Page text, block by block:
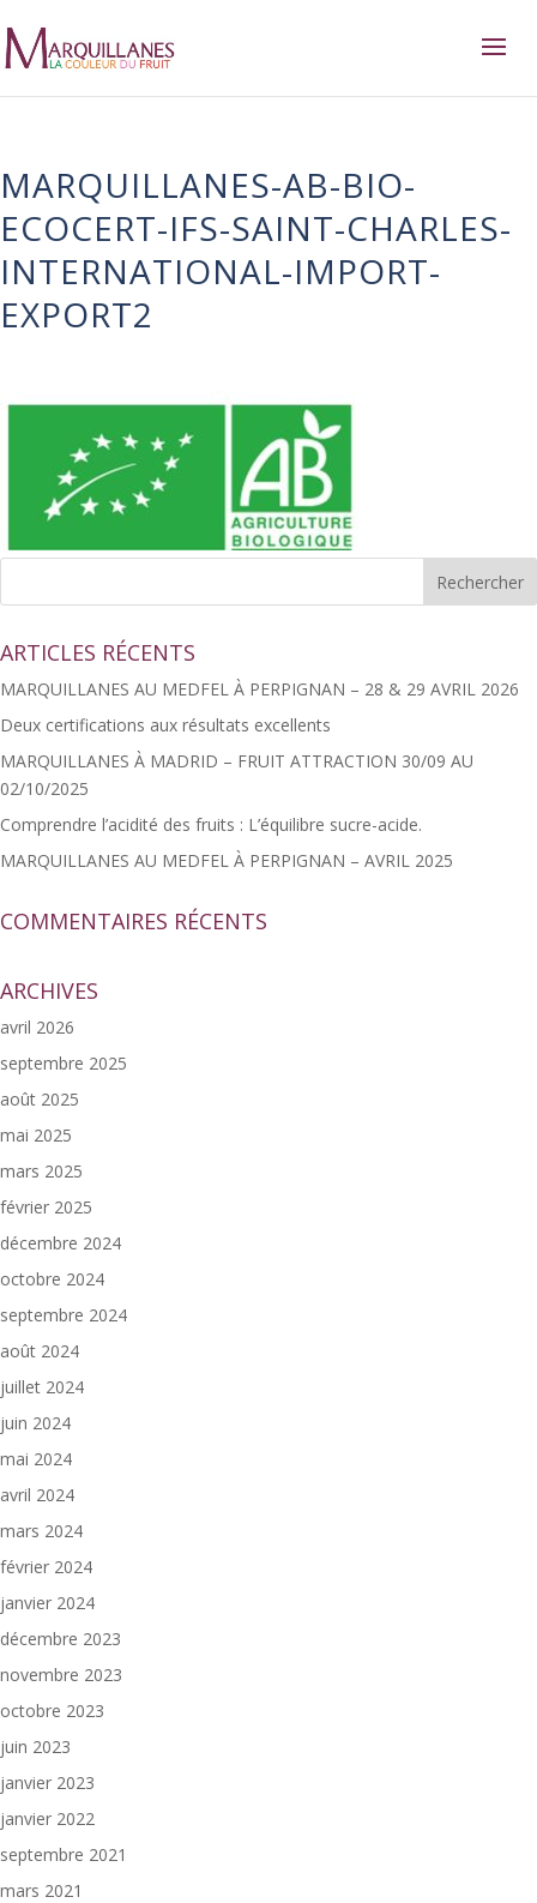
MARQUILLANES-AB-BIO-
ECOCERT-IFS-SAINT-CHARLES-
INTERNATIONAL-IMPORT-
EXPORT2
ARTICLES RÉCENTS
MARQUILLANES AU MEDFEL À PERPIGNAN – 28 & 29 AVRIL 2026
Deux certifications aux résultats excellents
MARQUILLANES À MADRID – FRUIT ATTRACTION 30/09 AU
02/10/2025
Comprendre l’acidité des fruits : L’équilibre sucre-acide.
MARQUILLANES AU MEDFEL À PERPIGNAN – AVRIL 2025
COMMENTAIRES RÉCENTS
ARCHIVES
avril 2026
septembre 2025
août 2025
mai 2025
mars 2025
février 2025
décembre 2024
octobre 2024
septembre 2024
août 2024
juillet 2024
juin 2024
mai 2024
avril 2024
mars 2024
février 2024
janvier 2024
décembre 2023
novembre 2023
octobre 2023
juin 2023
janvier 2023
janvier 2022
septembre 2021
mars 2021